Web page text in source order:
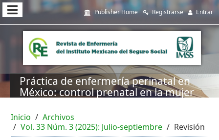
##plugins.themes.themeEleven.accessible_menu.sidebar##
Publisher Home Registrarse Entrar
Práctica de enfermería perinatal en
México: control prenatal en la mujer
Inicio
Archivos
Vol. 33 Núm. 3 (2025): Julio-septiembre
Revisión